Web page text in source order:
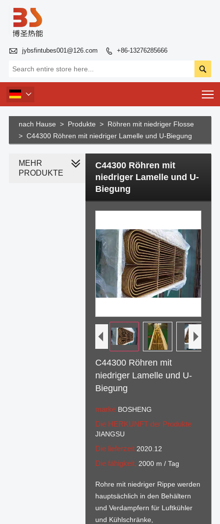
 jybsfintubes001@126.com  +86-13276285666


nach Hause > Produkte > Röhren mit niedriger Flosse
> C44300 Röhren mit niedriger Lamelle und U-Biegung
C44300 Röhren mit
niedriger Lamelle und U-
Biegung
C44300 Röhren mit
niedriger Lamelle und U-
Biegung
marke BOSHENG
Die HERKUNFT der Produkte
JIANGSU
Die lieferzeit 2020.12
Die fähigkeit, 2000 m / Tag
Rohre mit niedriger Rippe werden
hauptsächlich in den Behältern
und Verdampfern für Luftkühler
und Kühlschränke,
MEHR
PRODUKTE